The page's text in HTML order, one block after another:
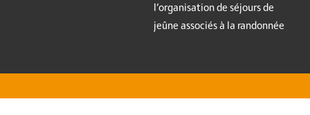
l’organisation de séjours de
jeûne associés à la randonnée